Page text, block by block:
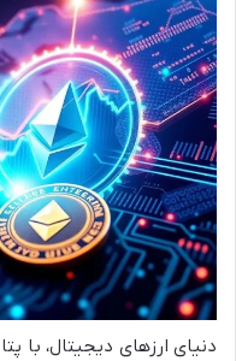
دنیای ارزهای دیجیتال، با